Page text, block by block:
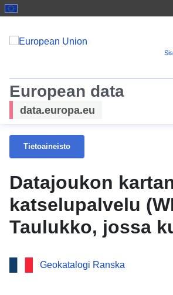
European data
data.europa.eu
Tietoaineisto
Datajoukon
katselupalvelu
Taulukko, jossa
departementin A-
Geokatalogi Ranska